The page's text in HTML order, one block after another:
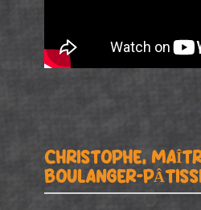
CHRISTOPHE,
BOULANGER-